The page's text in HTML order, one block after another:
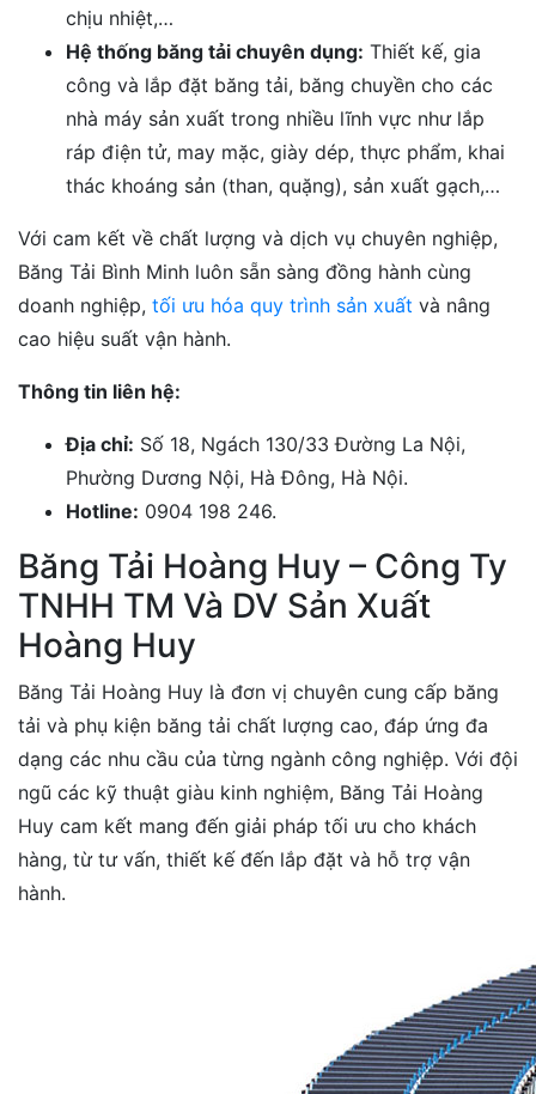
chịu nhiệt,…
Hệ thống băng tải chuyên dụng: Thiết kế, gia
công và lắp đặt băng tải, băng chuyền cho các
nhà máy sản xuất trong nhiều lĩnh vực như lắp
ráp điện tử, may mặc, giày dép, thực phẩm, khai
thác khoáng sản (than, quặng), sản xuất gạch,…
Với cam kết về chất lượng và dịch vụ chuyên nghiệp,
Băng Tải Bình Minh luôn sẵn sàng đồng hành cùng
doanh nghiệp, tối ưu hóa quy trình sản xuất và nâng
cao hiệu suất vận hành.
Thông tin liên hệ:
Địa chỉ: Số 18, Ngách 130/33 Đường La Nội,
Phường Dương Nội, Hà Đông, Hà Nội.
Hotline: 0904 198 246.
Băng Tải Hoàng Huy – Công Ty
TNHH TM Và DV Sản Xuất
Hoàng Huy
Băng Tải Hoàng Huy là đơn vị chuyên cung cấp băng
tải và phụ kiện băng tải chất lượng cao, đáp ứng đa
dạng các nhu cầu của từng ngành công nghiệp. Với đội
ngũ các kỹ thuật giàu kinh nghiệm, Băng Tải Hoàng
Huy cam kết mang đến giải pháp tối ưu cho khách
hàng, từ tư vấn, thiết kế đến lắp đặt và hỗ trợ vận
hành.